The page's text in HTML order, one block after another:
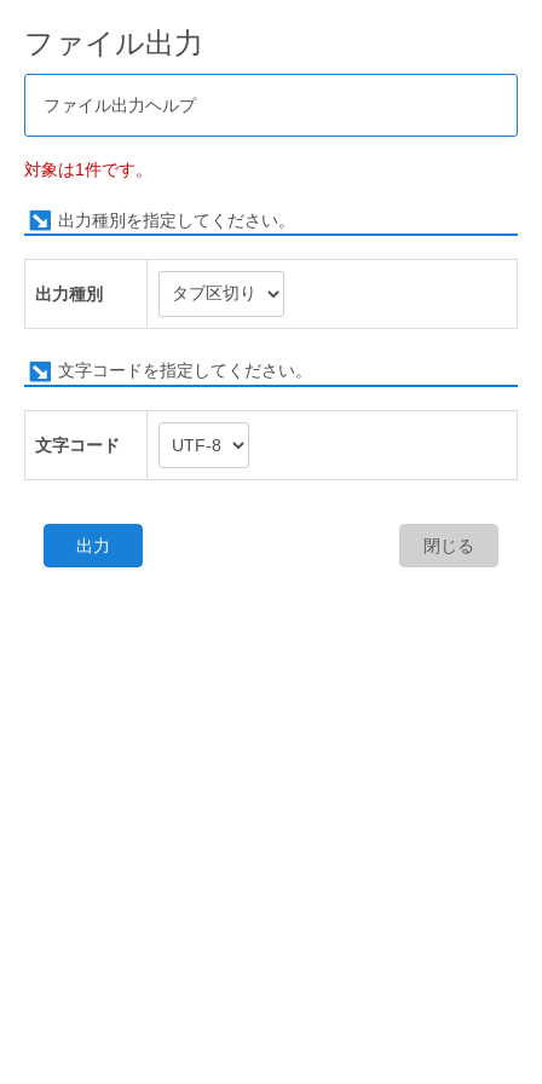
ファイル出力
ファイル出力ヘルプ
対象は1件です。
出力種別を指定してください。
出力種別
文字コードを指定してください。
文字コード